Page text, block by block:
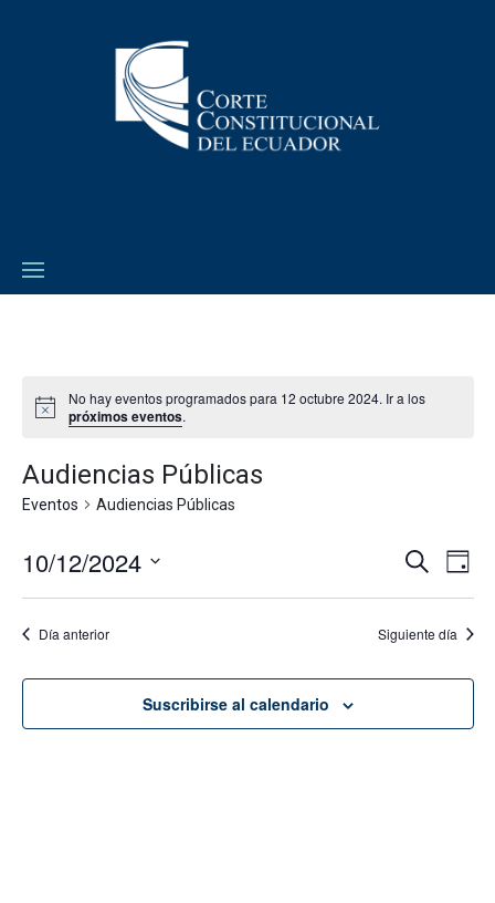
No hay eventos programados para 12 octubre 2024. Ir a los
próximos eventos.
Audiencias Públicas
Eventos Audiencias Públicas
de
vistas
de
Buscar
de
Día
10/12/2024
Día anterior Siguiente día
Suscribirse al calendario